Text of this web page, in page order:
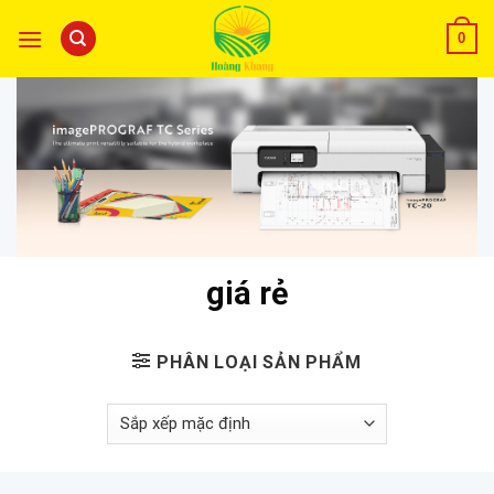
0
giá rẻ
PHÂN LOẠI SẢN PHẨM